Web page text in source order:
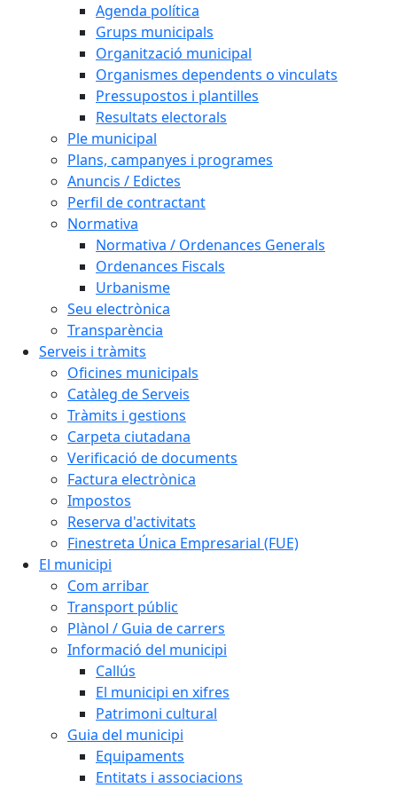
Agenda política
Grups municipals
Organització municipal
Organismes dependents o vinculats
Pressupostos i plantilles
Resultats electorals
Ple municipal
Plans, campanyes i programes
Anuncis / Edictes
Perfil de contractant
Normativa
Normativa / Ordenances Generals
Ordenances Fiscals
Urbanisme
Seu electrònica
Transparència
Serveis i tràmits
Oficines municipals
Catàleg de Serveis
Tràmits i gestions
Carpeta ciutadana
Verificació de documents
Factura electrònica
Impostos
Reserva d'activitats
Finestreta Única Empresarial (FUE)
El municipi
Com arribar
Transport públic
Plànol / Guia de carrers
Informació del municipi
Callús
El municipi en xifres
Patrimoni cultural
Guia del municipi
Equipaments
Entitats i associacions